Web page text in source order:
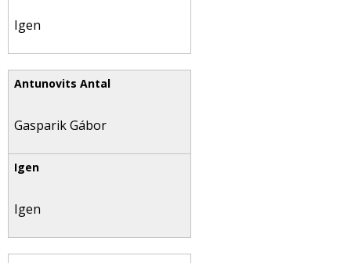
Igen
Gasparik Gábor
Igen